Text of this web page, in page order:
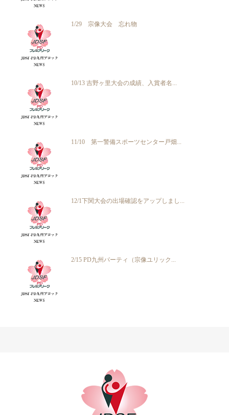
1/29 宗像大会 忘れ物
10/13 吉野ヶ里大会の成績、入賞者名...
11/10 第一警備スポーツセンター戸畑...
12/1下関大会の出場確認をアップしまし...
2/15 PD九州パーティ（宗像ユリック...